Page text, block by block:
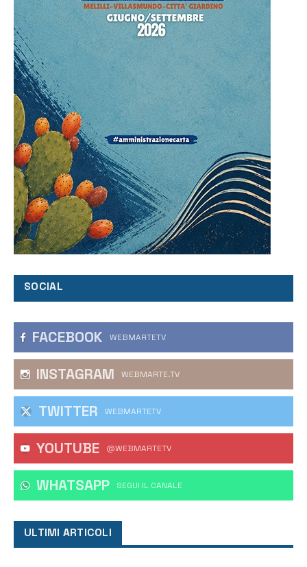
SOCIAL
FACEBOOK WEBMARTETV
INSTAGRAM WEBMARTE.TV
TWITTER WEBMARTETV
YOUTUBE @WEBMARTETV
WHATSAPP ‎SEGUI IL CANALE
ULTIMI ARTICOLI